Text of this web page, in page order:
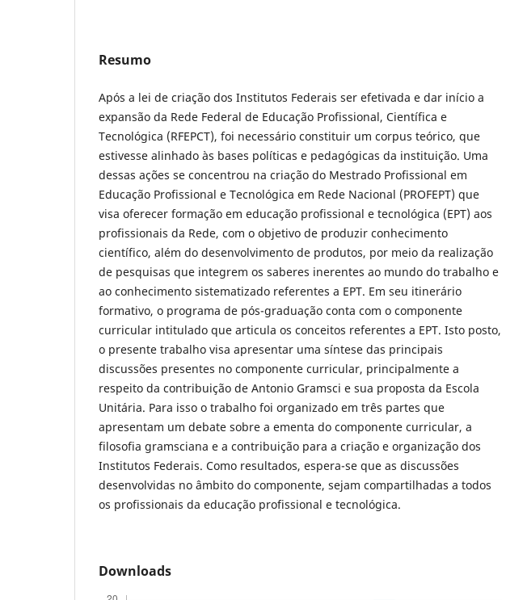
Resumo
Após a lei de criação dos Institutos Federais ser efetivada e dar início a
expansão da Rede Federal de Educação Profissional, Científica e
Tecnológica (RFEPCT), foi necessário constituir um corpus teórico, que
estivesse alinhado às bases políticas e pedagógicas da instituição. Uma
dessas ações se concentrou na criação do Mestrado Profissional em
Educação Profissional e Tecnológica em Rede Nacional (PROFEPT) que
visa oferecer formação em educação profissional e tecnológica (EPT) aos
profissionais da Rede, com o objetivo de produzir conhecimento
científico, além do desenvolvimento de produtos, por meio da realização
de pesquisas que integrem os saberes inerentes ao mundo do trabalho e
ao conhecimento sistematizado referentes a EPT. Em seu itinerário
formativo, o programa de pós-graduação conta com o componente
curricular intitulado que articula os conceitos referentes a EPT. Isto posto,
o presente trabalho visa apresentar uma síntese das principais
discussões presentes no componente curricular, principalmente a
respeito da contribuição de Antonio Gramsci e sua proposta da Escola
Unitária. Para isso o trabalho foi organizado em três partes que
apresentam um debate sobre a ementa do componente curricular, a
filosofia gramsciana e a contribuição para a criação e organização dos
Institutos Federais. Como resultados, espera-se que as discussões
desenvolvidas no âmbito do componente, sejam compartilhadas a todos
os profissionais da educação profissional e tecnológica.
Downloads